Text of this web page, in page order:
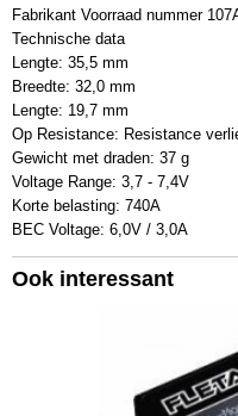
Fabrikant Voorraad nummer
Technische data
Lengte: 35,5 mm
Breedte: 32,0 mm
Lengte: 19,7 mm
Op Resistance: Resistance
Gewicht met draden: 37 g
Voltage Range: 3,7 - 7,4V
Korte belasting: 740A
BEC Voltage: 6,0V / 3,0A
Ook interessant